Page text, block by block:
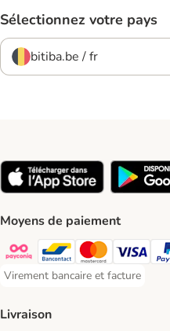
Sélectionnez votre pays
bitiba.be / fr
Moyens de paiement
Payconiq Payment Method
Bancontact Payment
Mastercard
Visa
Virement bancaire et facture
Virement bancaire et facture
Livraison